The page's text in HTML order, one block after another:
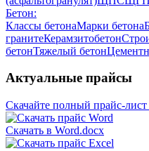
Бетон:
Классы бетонаМарки бетона
гранитеКерамзитобетон
бетонТяжелый бетон
Актуальные прайсы
Скачайте полный прайс-
Скачать в Word.docx